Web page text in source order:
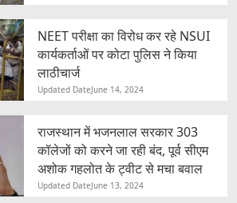
NEET परीक्षा का विरोध कर रहे NSUI
कार्यकर्ताओं पर कोटा पुलिस ने किया
लाठीचार्ज
Updated DateJune 14, 2024
राजस्थान में भजनलाल सरकार 303
कॉलेजों को करने जा रही बंद, पूर्व सीएम
अशोक गहलोत के ट्वीट से मचा बवाल
Updated DateJune 13, 2024